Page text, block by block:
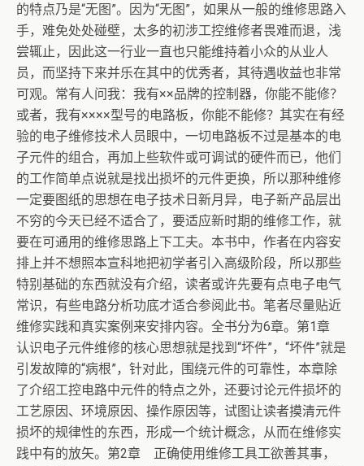
的特点乃是“无图”。因为“无图”，如果从一般的维修思路入
手，难免处处碰壁，太多的初涉工控维修者畏难而退，浅
尝辄止，因此这一行业一直也只能维持着小众的从业人
员，而坚持下来并乐在其中的优秀者，其待遇收益也非常
可观。常有人问我：我有××品牌的控制器，你能不能修？
或者，我有××××型号的电路板，你能不能修？其实在有经
验的电子维修技术人员眼中，一切电路板不过是基本的电
子元件的组合，再加上些软件或可调试的硬件而已，他们
的工作简单点说就是找出损坏的元件更换，所以那种维修
一定要图纸的思想在电子技术日新月异，电子新产品层出
不穷的今天已经不适合了，要适应新时期的维修工作，就
要在可通用的维修思路上下工夫。本书中，作者在内容安
排上并不想照本宣科地把初学者引入高级阶段，所以那些
特别基础的东西就没有介绍，读者或许先要有点电子电气
常识，有些电路分析功底才适合参阅此书。笔者尽量贴近
维修实践和真实案例来安排内容。全书分为6章。第1章
认识电子元件维修的核心思想就是找到“坏件”，“坏件”就是
引发故障的“病根”，针对此，围绕元件的可靠性，本章除
了介绍工控电路中元件的特点之外，还要讨论元件损坏的
工艺原因、环境原因、操作原因等，试图让读者摸清元件
损坏的规律性的东西，形成一个统计概念，从而在维修实
践中有的放矢。第2章 正确使用维修工具工欲善其事，